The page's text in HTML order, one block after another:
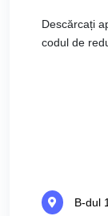
Descărcați
codul de
B-dul